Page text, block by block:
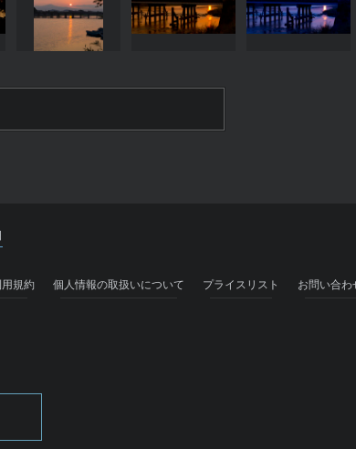
規約 個人情報の取扱いについて プライスリスト お問い合わ